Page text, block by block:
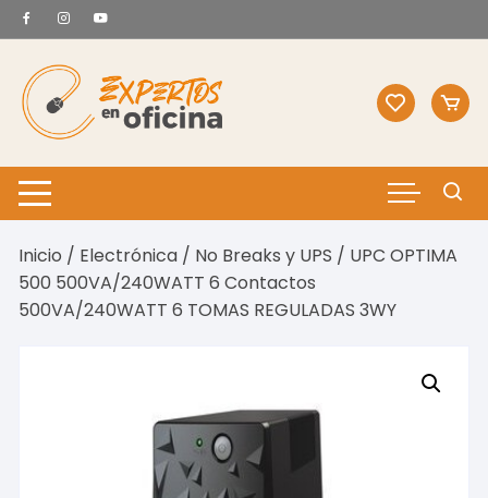
Saltar
al
contenido
Inicio / Electrónica / No Breaks y UPS / UPC OPTIMA
500 500VA/240WATT 6 Contactos
500VA/240WATT 6 TOMAS REGULADAS 3WY